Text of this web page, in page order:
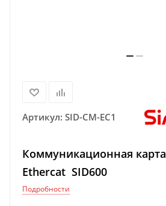
Артикул: SID-CM-EC1
Коммуникационная карта
Ethercat SID600
Подробности